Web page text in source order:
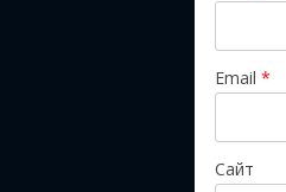
Email *
Сайт